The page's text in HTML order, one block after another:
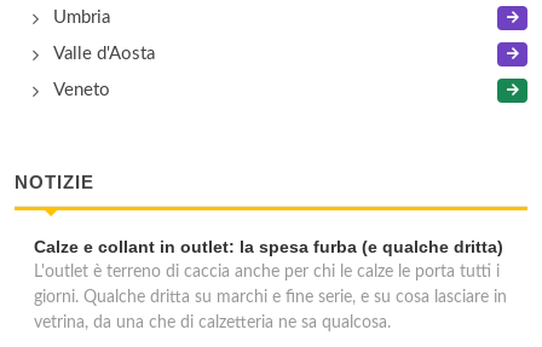
Umbria
Valle d'Aosta
Veneto
NOTIZIE
Calze e collant in outlet: la spesa furba (e qualche dritta)
L'outlet è terreno di caccia anche per chi le calze le porta tutti i
giorni. Qualche dritta su marchi e fine serie, e su cosa lasciare in
vetrina, da una che di calzetteria ne sa qualcosa.